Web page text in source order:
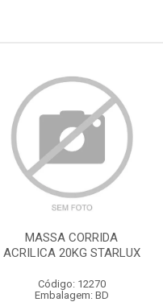
MASSA CORRIDA
ACRILICA 20KG STARLUX
Código: 12270
Embalagem: BD